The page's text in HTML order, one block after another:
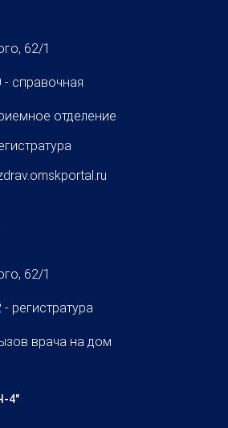
62/1
- справочная
отделение
62/1
регистратура
врача на дом
4"